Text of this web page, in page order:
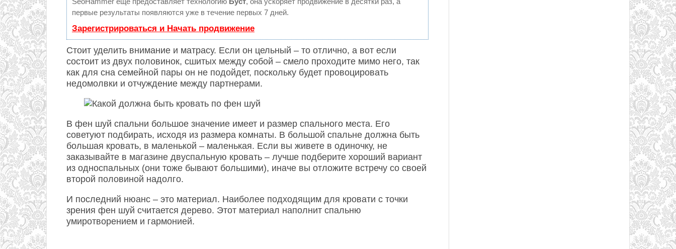
первые результаты появляются уже в течение первых 7 дней.
Зарегистрироваться и Начать продвижение
Стоит уделить внимание и матрасу. Если он цельный – то отлично, а вот если
состоит из двух половинок, сшитых между собой – смело проходите мимо него, так
как для сна семейной пары он не подойдет, поскольку будет провоцировать
недомолвки и отчуждение между партнерами.
В фен шуй спальни большое значение имеет и размер спального места. Его
советуют подбирать, исходя из размера комнаты. В большой спальне должна быть
большая кровать, в маленькой – маленькая. Если вы живете в одиночку, не
заказывайте в магазине двуспальную кровать – лучше подберите хороший вариант
из односпальных (они тоже бывают большими), иначе вы отложите встречу со своей
второй половиной надолго.
И последний нюанс – это материал. Наиболее подходящим для кровати с точки
зрения фен шуй считается дерево. Этот материал наполнит спальню
умиротворением и гармонией.